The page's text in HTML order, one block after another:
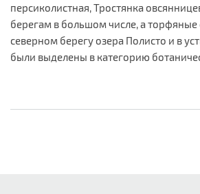
персиколистная, Тростянка
берегам в большом числе, а торфяные
северном берегу озера Полисто и в
были выделены в категорию